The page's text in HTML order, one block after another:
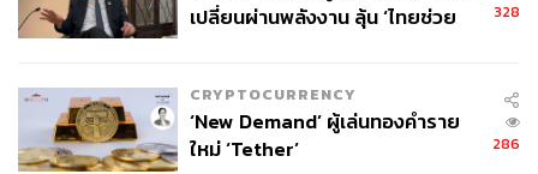
เปลี่ยนผ่านพลังงาน ลุ้น ‘ไทยช่วย
328
CRYPTOCURRENCY
‘New Demand’ ผู้เล่นทองคำราย
ใหม่ ‘Tether’
286